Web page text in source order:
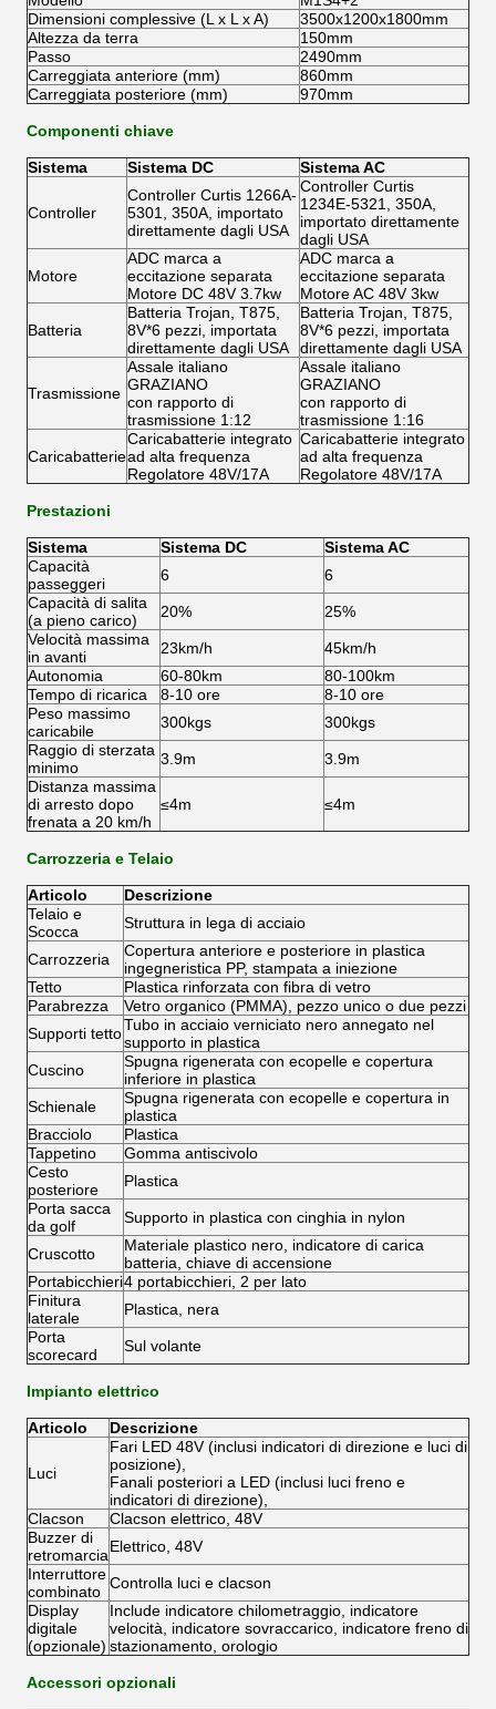
Dimensioni complessive (L x L x A)
3500x1200x1800mm
Altezza da terra
150mm
Passo
2490mm
Carreggiata anteriore (mm)
860mm
Carreggiata posteriore (mm)
970mm
Componenti chiave
Sistema Sistema DC Sistema AC
Controller
Controller Curtis 1266A-
5301, 350A, importato
direttamente dagli USA
Controller Curtis
1234E-5321, 350A,
importato direttamente
dagli USA
Motore
ADC marca a
eccitazione separata
Motore DC 48V 3.7kw
ADC marca a
eccitazione separata
Motore AC 48V 3kw
Batteria
Batteria Trojan, T875,
8V*6 pezzi, importata
direttamente dagli USA
Batteria Trojan, T875,
8V*6 pezzi, importata
direttamente dagli USA
Trasmissione
Assale italiano
GRAZIANO
con rapporto di
trasmissione 1:12
Assale italiano
GRAZIANO
con rapporto di
trasmissione 1:16
Caricabatterie
Caricabatterie integrato
ad alta frequenza
Regolatore 48V/17A
Caricabatterie integrato
ad alta frequenza
Regolatore 48V/17A
Prestazioni
Sistema Sistema DC
Sistema AC
Capacità
passeggeri
6
6
Capacità di salita
(a pieno carico)
20%
25%
Velocità massima
in avanti
23km/h
45km/h
Autonomia
60-80km
80-100km
Tempo di ricarica
8-10 ore
8-10 ore
Peso massimo
caricabile
300kgs
300kgs
Raggio di sterzata
minimo
3.9m
3.9m
Distanza massima
di arresto dopo
frenata a 20 km/h
≤4m ≤4m
Carrozzeria e Telaio
Articolo
Descrizione
Telaio e
Scocca
Struttura in lega di acciaio
Carrozzeria
Copertura anteriore e posteriore in plastica
ingegneristica PP, stampata a iniezione
Tetto
Plastica rinforzata con fibra di vetro
Parabrezza
Vetro organico (PMMA), pezzo unico o due pezzi
Supporti tettoTubo in acciaio verniciato nero annegato nel
supporto in plastica
Cuscino
Spugna rigenerata con ecopelle e copertura
inferiore in plastica
Schienale
Spugna rigenerata con ecopelle e copertura in
plastica
Bracciolo
Plastica
Tappetino
Gomma antiscivolo
Cesto
posteriore
Plastica
Porta sacca
da golf
Supporto in plastica con cinghia in nylon
Cruscotto
Materiale plastico nero, indicatore di carica
batteria, chiave di accensione
Portabicchieri4 portabicchieri, 2 per lato
Finitura
laterale
Plastica, nera
Porta
scorecard
Sul volante
Impianto elettrico
Articolo Descrizione
Luci
Fari LED 48V (inclusi indicatori di direzione e luci di
posizione),
Fanali posteriori a LED (inclusi luci freno e
indicatori di direzione),
Clacson
Clacson elettrico, 48V
Buzzer di
retromarciaElettrico, 48V
Interruttore
combinato Controlla luci e clacson
Display
digitale
(opzionale)
Include indicatore chilometraggio, indicatore
velocità, indicatore sovraccarico, indicatore freno di
stazionamento, orologio
Accessori opzionali